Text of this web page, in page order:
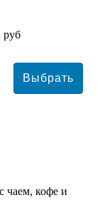
руб
чаем, кофе и